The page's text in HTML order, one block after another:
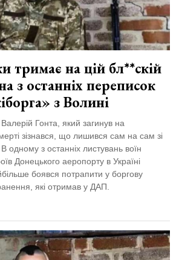
у
2026
тримає на цій бл**скій
з останніх переписок
з Волині
Гонта, який загинув на
зізнався, що лишився сам на сам зі
одному з останніх листувань воїн
Донецького аеропорту в Україні
боявся потрапити у боргову
які отримав у ДАП.